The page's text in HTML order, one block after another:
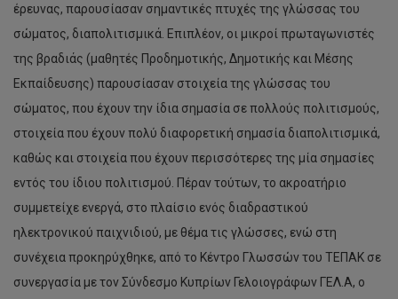
έρευνας, παρουσίασαν σημαντικές πτυχές της γλώσσας του
σώματος, διαπολιτισμικά. Επιπλέον, οι μικροί πρωταγωνιστές
της βραδιάς (μαθητές Προδημοτικής, Δημοτικής και Μέσης
Εκπαίδευσης) παρουσίασαν στοιχεία της γλώσσας του
σώματος, που έχουν την ίδια σημασία σε πολλούς πολιτισμούς,
στοιχεία που έχουν πολύ διαφορετική σημασία διαπολιτισμικά,
καθώς και στοιχεία που έχουν περισσότερες της μία σημασίες
εντός του ίδιου πολιτισμού. Πέραν τούτων, το ακροατήριο
συμμετείχε ενεργά, στο πλαίσιο ενός διαδραστικού
ηλεκτρονικού παιχνιδιού, με θέμα τις γλώσσες, ενώ στη
συνέχεια προκηρύχθηκε, από το Κέντρο Γλωσσών του ΤΕΠΑΚ σε
συνεργασία με τον Σύνδεσμο Κυπρίων Γελοιογράφων ΓΕΛ.Α, ο